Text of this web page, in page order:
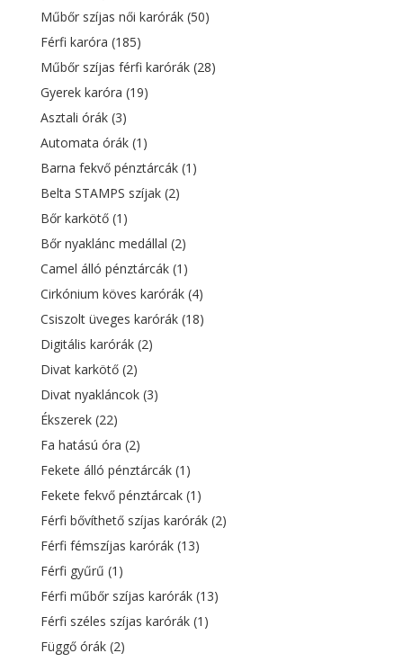
Műbőr szíjas női karórák (50)
Férfi karóra (185)
Műbőr szíjas férfi karórák (28)
Gyerek karóra (19)
Asztali órák (3)
Automata órák (1)
Barna fekvő pénztárcák (1)
Belta STAMPS szíjak (2)
Bőr karkötő (1)
Bőr nyaklánc medállal (2)
Camel álló pénztárcák (1)
Cirkónium köves karórák (4)
Csiszolt üveges karórák (18)
Digitális karórák (2)
Divat karkötő (2)
Divat nyakláncok (3)
Ékszerek (22)
Fa hatású óra (2)
Fekete álló pénztárcák (1)
Fekete fekvő pénztárcak (1)
Férfi bővíthető szíjas karórák (2)
Férfi fémszíjas karórák (13)
Férfi gyűrű (1)
Férfi műbőr szíjas karórák (13)
Férfi széles szíjas karórák (1)
Függő órák (2)